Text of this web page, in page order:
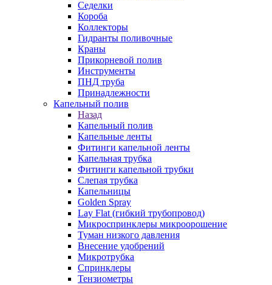
Седелки
Короба
Коллекторы
Гидранты поливочные
Краны
Прикорневой полив
Инструменты
ПНД труба
Принадлежности
Капельный полив
Назад
Капельный полив
Капельные ленты
Фитинги капельной ленты
Капельная трубка
Фитинги капельной трубки
Слепая трубка
Капельницы
Golden Spray
Lay Flat (гибкий трубопровод)
Микроспринклеры микроорошение
Туман низкого давления
Внесение удобрений
Микротрубка
Спринклеры
Тензиометры